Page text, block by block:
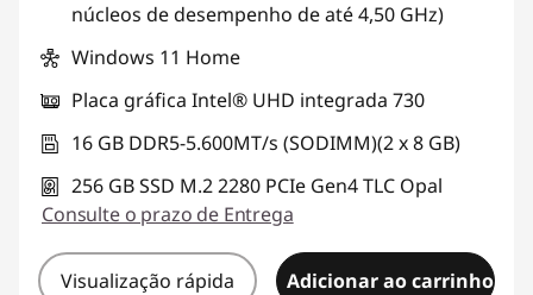
núcleos de desempenho de até 4,50 GHz)
Windows 11 Home
Placa gráfica Intel® UHD integrada 730
16 GB DDR5-5.600MT/s (SODIMM)(2 x 8 GB)
256 GB SSD M.2 2280 PCIe Gen4 TLC Opal
Consulte o prazo de Entrega
Visualização rápida Adicionar ao carrinho